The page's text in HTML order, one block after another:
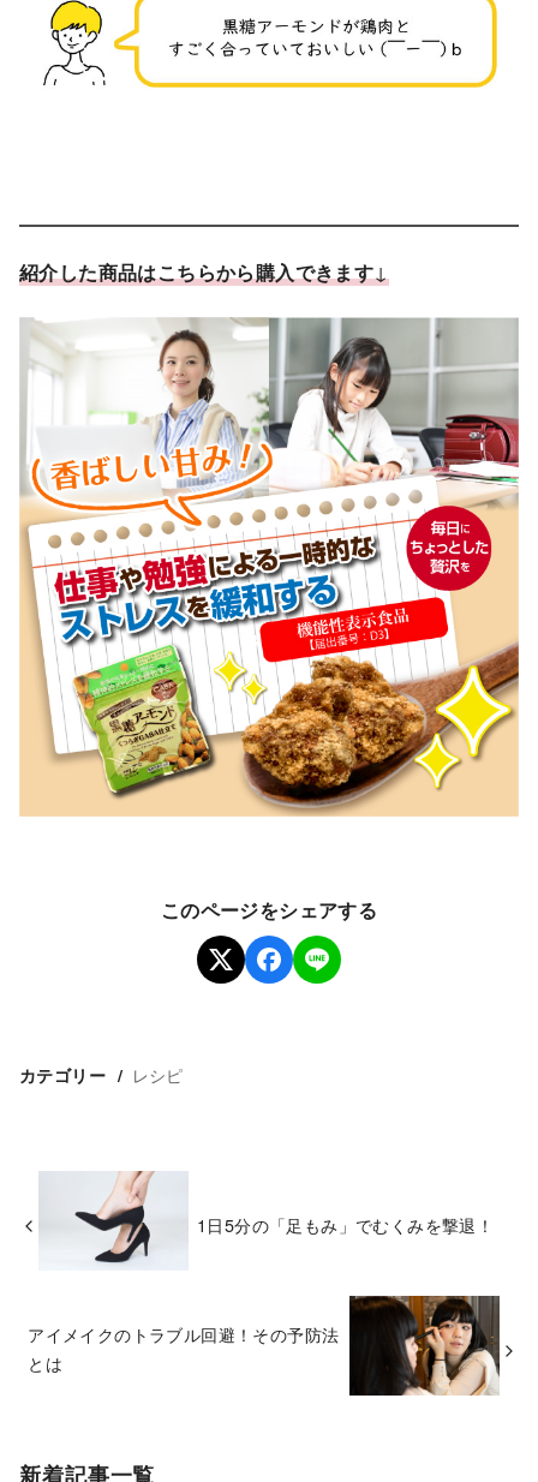
紹介した商品はこちらから購入できます↓
このページをシェアする
カテゴリー レシピ
1日5分の「足もみ」でむくみを撃退！
アイメイクのトラブル回避！その予防法
とは
新着記事一覧